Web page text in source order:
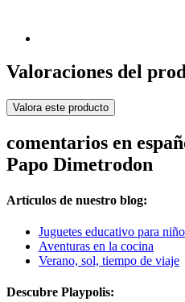
Valoraciones del
Valora este producto
comentarios en
Papo Dimetrodon
Artículos de nuestro blog:
Juguetes educativo para
Aventuras en la cocina
Verano, sol, tiempo de viaje
Descubre Playpolis: